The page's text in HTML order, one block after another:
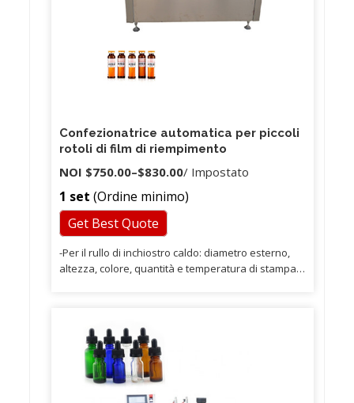
Confezionatrice automatica per piccoli
rotoli di film di riempimento
NOI $750.00–$830.00/ Impostato
1 set (Ordine minimo)
Get Best Quote
-Per il rullo di inchiostro caldo: diametro esterno,
altezza, colore, quantità e temperatura di stampa. -